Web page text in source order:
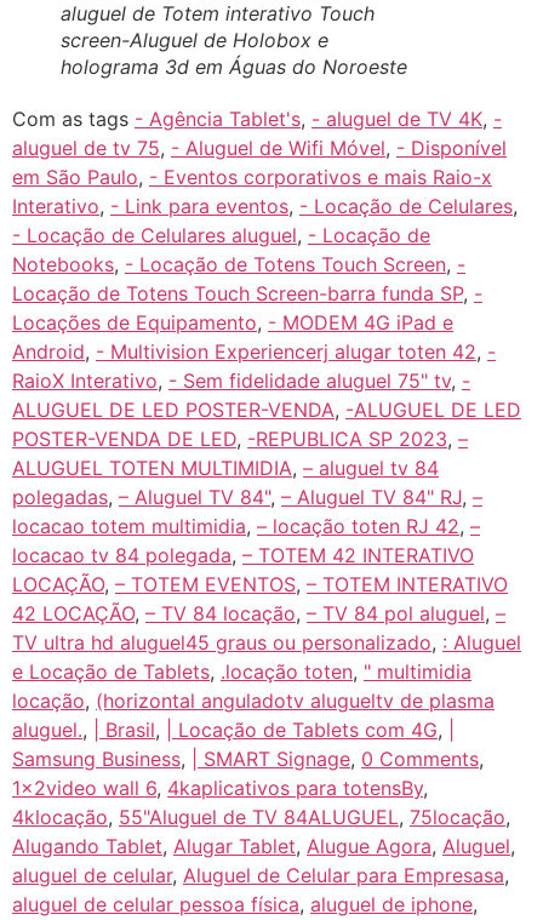
aluguel de Totem interativo Touch
screen-Aluguel de Holobox e
holograma 3d em Águas do Noroeste
Com as tags - Agência Tablet's, - aluguel de TV 4K, -
aluguel de tv 75, - Aluguel de Wifi Móvel, - Disponível
em São Paulo, - Eventos corporativos e mais Raio-x
Interativo, - Link para eventos, - Locação de Celulares,
- Locação de Celulares aluguel, - Locação de
Notebooks, - Locação de Totens Touch Screen, -
Locação de Totens Touch Screen-barra funda SP, -
Locações de Equipamento, - MODEM 4G iPad e
Android, - Multivision Experiencerj alugar toten 42, -
RaioX Interativo, - Sem fidelidade aluguel 75" tv, -
ALUGUEL DE LED POSTER-VENDA, -ALUGUEL DE LED
POSTER-VENDA DE LED, -REPUBLICA SP 2023, –
ALUGUEL TOTEN MULTIMIDIA, – aluguel tv 84
polegadas, – Aluguel TV 84", – Aluguel TV 84" RJ, –
locacao totem multimidia, – locação toten RJ 42, –
locacao tv 84 polegada, – TOTEM 42 INTERATIVO
LOCAÇÃO, – TOTEM EVENTOS, – TOTEM INTERATIVO
42 LOCAÇÃO, – TV 84 locação, – TV 84 pol aluguel, –
TV ultra hd aluguel45 graus ou personalizado, : Aluguel
e Locação de Tablets, .locação toten, " multimidia
locação, (horizontal anguladotv alugueltv de plasma
aluguel., | Brasil, | Locação de Tablets com 4G,
Samsung Business, | SMART Signage, 0 Comments,
1x2video wall 6, 4kaplicativos para totensBy,
4klocação, 55"Aluguel de TV 84ALUGUEL, 75locação,
Alugando Tablet, Alugar Tablet, Alugue Agora, Aluguel,
aluguel de celular, Aluguel de Celular para Empresasa,
aluguel de celular pessoa física, aluguel de iphone,